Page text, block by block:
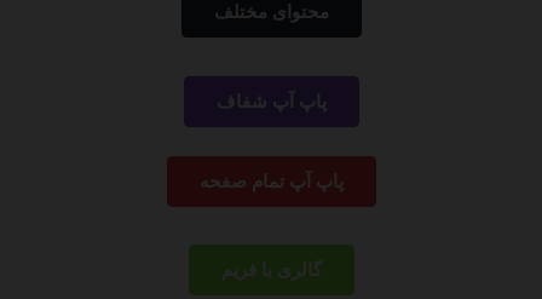
محتوای مختلف
پاپ آپ شفاف
پاپ آپ تمام صفحه
گالری با فریم